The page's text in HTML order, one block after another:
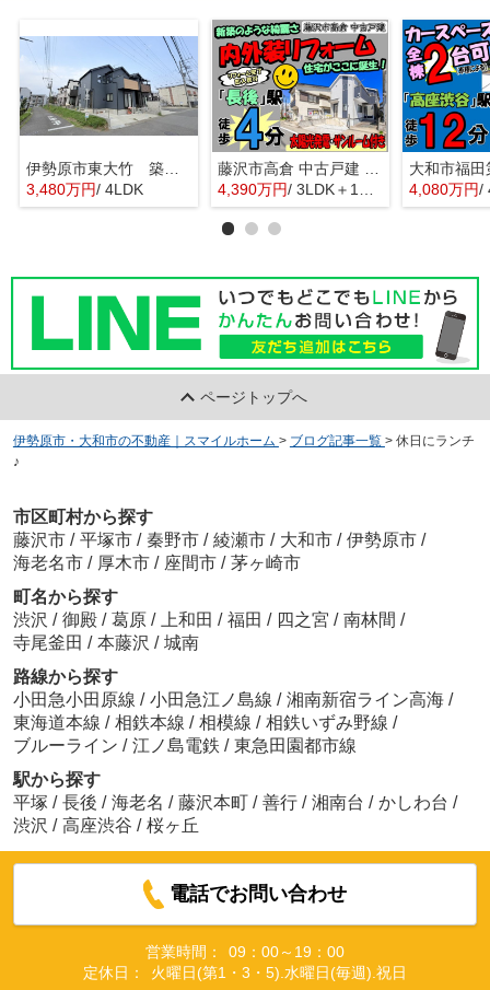
伊勢原市東大竹 築浅中古住宅
3,480万円/ 4LDK
4,390万円/ 3LDK＋1S(納戸) 4,080万円/
ページトップへ
伊勢原市・大和市の不動産｜スマイルホーム > ブログ記事一覧 > 休日にランチ
♪
市区町村から探す
藤沢市 / 平塚市 / 秦野市 / 綾瀬市 / 大和市 / 伊勢原市 /
海老名市 / 厚木市 / 座間市 / 茅ヶ崎市
町名から探す
渋沢 / 御殿 / 葛原 / 上和田 / 福田 / 四之宮 / 南林間 /
寺尾釜田 / 本藤沢 / 城南
路線から探す
小田急小田原線 / 小田急江ノ島線 / 湘南新宿ライン高海 /
東海道本線 / 相鉄本線 / 相模線 / 相鉄いずみ野線 /
ブルーライン / 江ノ島電鉄 / 東急田園都市線
駅から探す
平塚 / 長後 / 海老名 / 藤沢本町 / 善行 / 湘南台 / かしわ台 /
渋沢 / 高座渋谷 / 桜ヶ丘
電話でお問い合わせ
営業時間：
09：00～19：00
定休日：
火曜日(第1・3・5).水曜日(毎週).祝日